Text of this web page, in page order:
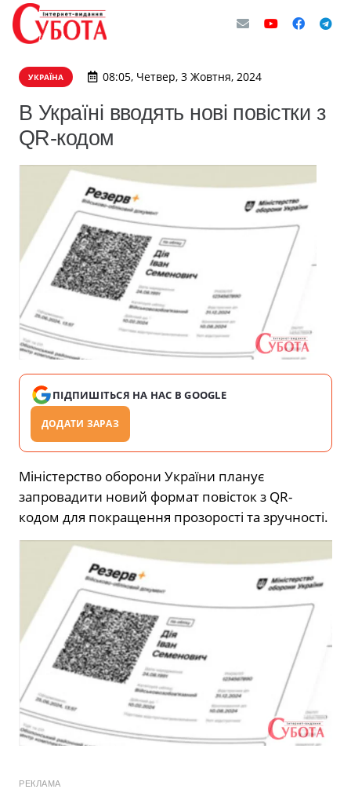
УКРАЇНА 08:05, Четвер, 3 Жовтня, 2024
В Україні вводять нові повістки з
QR-кодом
ПІДПИШІТЬСЯ НА НАС В GOOGLE
ДОДАТИ ЗАРАЗ
Міністерство оборони України планує
запровадити новий формат повісток з QR-
кодом для покращення прозорості та зручності.
РЕКЛАМА